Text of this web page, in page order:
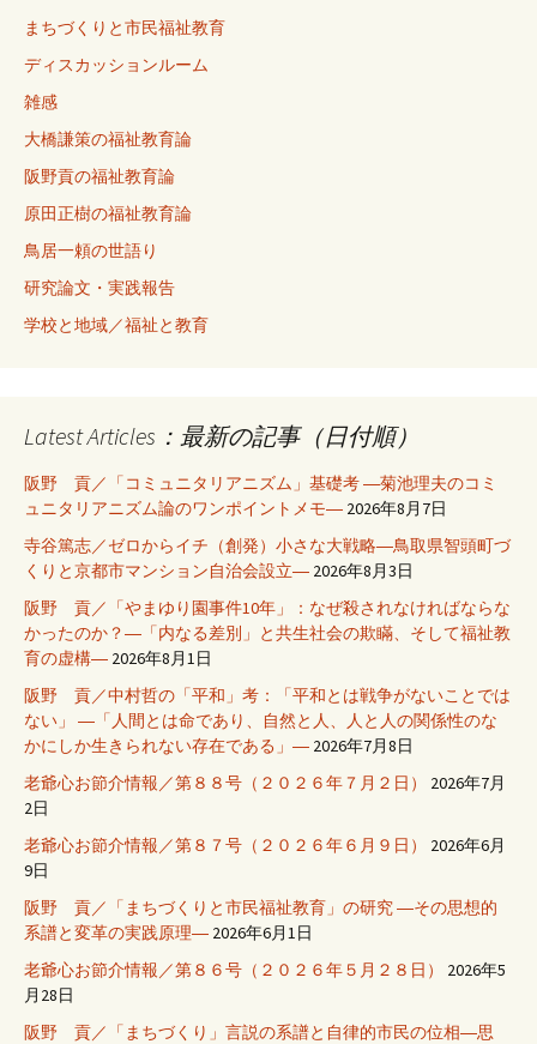
まちづくりと市民福祉教育
ディスカッションルーム
雑感
大橋謙策の福祉教育論
阪野貢の福祉教育論
原田正樹の福祉教育論
鳥居一頼の世語り
研究論文・実践報告
学校と地域／福祉と教育
Latest Articles：最新の記事（日付順）
阪野 貢／「コミュニタリアニズム」基礎考 ―菊池理夫のコミ
ュニタリアニズム論のワンポイントメモ― 2026年8月7日
寺谷篤志／ゼロからイチ（創発）小さな大戦略―鳥取県智頭町づ
くりと京都市マンション自治会設立― 2026年8月3日
阪野 貢／「やまゆり園事件10年」：なぜ殺されなければならな
かったのか？―「内なる差別」と共生社会の欺瞞、そして福祉教
育の虚構― 2026年8月1日
阪野 貢／中村哲の「平和」考：「平和とは戦争がないことでは
ない」 ―「人間とは命であり、自然と人、人と人の関係性のな
かにしか生きられない存在である」― 2026年7月8日
老爺心お節介情報／第８８号（２０２６年７月２日）
2026年7月
2日
老爺心お節介情報／第８７号（２０２６年６月９日）
2026年6月
9日
阪野 貢／「まちづくりと市民福祉教育」の研究 ―その思想的
系譜と変革の実践原理― 2026年6月1日
老爺心お節介情報／第８６号（２０２６年５月２８日）
2026年5
月28日
阪野 貢／「まちづくり」言説の系譜と自律的市民の位相―思